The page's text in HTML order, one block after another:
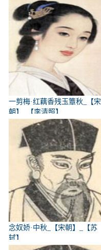
一剪梅·红藕香残玉簟秋_【宋
朝】_【李清照】
念奴娇·中秋_【宋朝】_【苏
轼】